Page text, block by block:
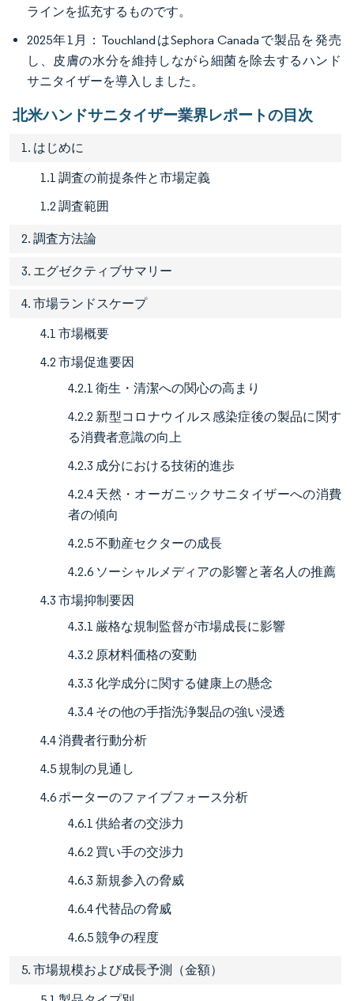
ラインを拡充するものです。
2025年1月：TouchlandはSephora Canadaで製品を発売
し、皮膚の水分を維持しながら細菌を除去するハンド
サニタイザーを導入しました。
北米ハンドサニタイザー業界レポートの目次
1. はじめに
1.1 調査の前提条件と市場定義
1.2 調査範囲
2. 調査方法論
3. エグゼクティブサマリー
4. 市場ランドスケープ
4.1 市場概要
4.2 市場促進要因
4.2.1 衛生・清潔への関心の高まり
4.2.2 新型コロナウイルス感染症後の製品に関す
る消費者意識の向上
4.2.3 成分における技術的進歩
4.2.4 天然・オーガニックサニタイザーへの消費
者の傾向
4.2.5 不動産セクターの成長
4.2.6 ソーシャルメディアの影響と著名人の推薦
4.3 市場抑制要因
4.3.1 厳格な規制監督が市場成長に影響
4.3.2 原材料価格の変動
4.3.3 化学成分に関する健康上の懸念
4.3.4 その他の手指洗浄製品の強い浸透
4.4 消費者行動分析
4.5 規制の見通し
4.6 ポーターのファイブフォース分析
4.6.1 供給者の交渉力
4.6.2 買い手の交渉力
4.6.3 新規参入の脅威
4.6.4 代替品の脅威
4.6.5 競争の程度
5. 市場規模および成長予測（金額）